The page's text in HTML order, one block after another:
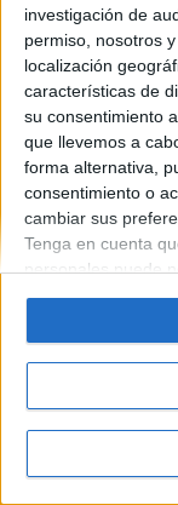
investigación de
permiso, nosotros
localización
características de
su consentimiento
que llevemos a
forma alternativa,
consentimiento o
cambiar sus
Tenga en cuenta
personales puede
tiene el derecho
preferencias se
sus preferencias o
momento
"Privacidad" en la
Aviso legal|Politica
© 2003-2026
Madrid